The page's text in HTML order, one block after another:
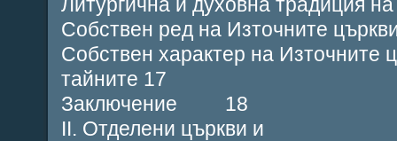
Собствен ред на Източните
Собствен характер на Източните
тайните 17
Заключение 18
II. Отделени църкви и